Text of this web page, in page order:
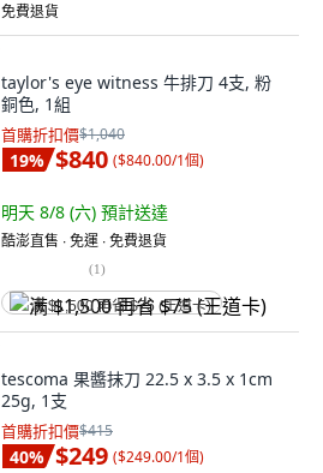
免費退貨
taylor's eye witness 牛排刀 4支, 粉
銅色, 1組
首購折扣價$1,040
19% $840 ($840.00/1個)
明天 8/8 (六) 預計送達
酷澎直售 ∙ 免運 ∙ 免費退貨
(1)
满 $1,500 再省 $75 (王道卡)
tescoma 果醬抹刀 22.5 x 3.5 x 1cm
25g, 1支
首購折扣價$415
40% $249 ($249.00/1個)